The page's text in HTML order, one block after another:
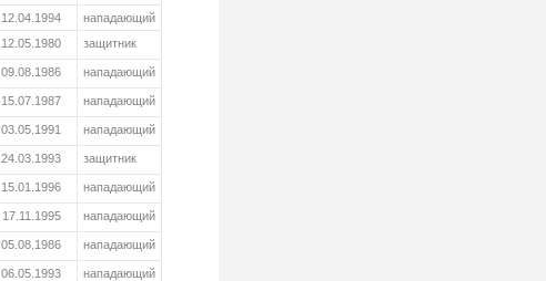
12.04.1994
нападающий
12.05.1980 защитник
09.08.1986 нападающий
15.07.1987 нападающий
03.05.1991 нападающий
24.03.1993 защитник
15.01.1996 нападающий
17.11.1995 нападающий
05.08.1986 нападающий
06.05.1993 нападающий